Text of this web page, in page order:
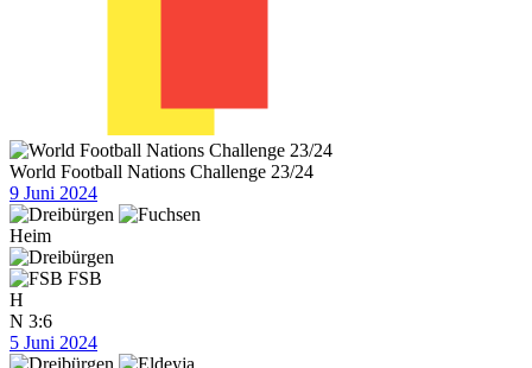
World Football Nations Challenge 23/24
9 Juni 2024
Heim
FSB
H
N 3:6
5 Juni 2024